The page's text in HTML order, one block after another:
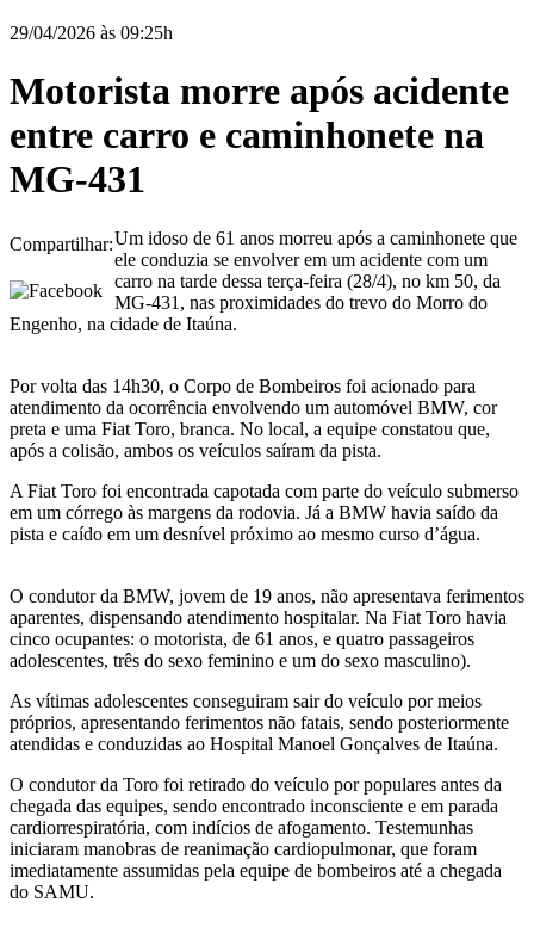
29/04/2026 às 09:25h
Motorista morre após acidente
entre carro e caminhonete na
MG-431
Compartilhar:Um idoso de 61 anos morreu após a caminhonete que
ele conduzia se envolver em um acidente com um
carro na tarde dessa terça-feira (28/4), no km 50, da
MG-431, nas proximidades do trevo do Morro do
Engenho, na cidade de Itaúna.
Por volta das 14h30, o Corpo de Bombeiros foi acionado para
atendimento da ocorrência envolvendo um automóvel BMW, cor
preta e uma Fiat Toro, branca. No local, a equipe constatou que,
após a colisão, ambos os veículos saíram da pista.
A Fiat Toro foi encontrada capotada com parte do veículo submerso
em um córrego às margens da rodovia. Já a BMW havia saído da
pista e caído em um desnível próximo ao mesmo curso d’água.
O condutor da BMW, jovem de 19 anos, não apresentava ferimentos
aparentes, dispensando atendimento hospitalar. Na Fiat Toro havia
cinco ocupantes: o motorista, de 61 anos, e quatro passageiros
adolescentes, três do sexo feminino e um do sexo masculino).
As vítimas adolescentes conseguiram sair do veículo por meios
próprios, apresentando ferimentos não fatais, sendo posteriormente
atendidas e conduzidas ao Hospital Manoel Gonçalves de Itaúna.
O condutor da Toro foi retirado do veículo por populares antes da
chegada das equipes, sendo encontrado inconsciente e em parada
cardiorrespiratória, com indícios de afogamento. Testemunhas
iniciaram manobras de reanimação cardiopulmonar, que foram
imediatamente assumidas pela equipe de bombeiros até a chegada
do SAMU.